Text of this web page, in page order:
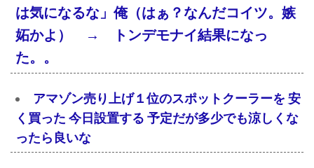
は気になるな」俺（はぁ？なんだコイツ。嫉
妬かよ） → トンデモナイ結果になっ
た。。
アマゾン売り上げ１位のスポットクーラーを 安
く買った 今日設置する 予定だが多少でも涼しくな
ったら良いな